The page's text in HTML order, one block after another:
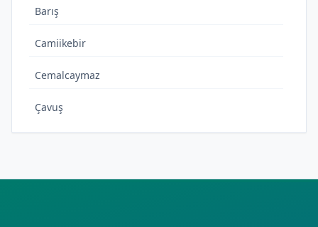
Barış
Camiikebir
Cemalcaymaz
Çavuş